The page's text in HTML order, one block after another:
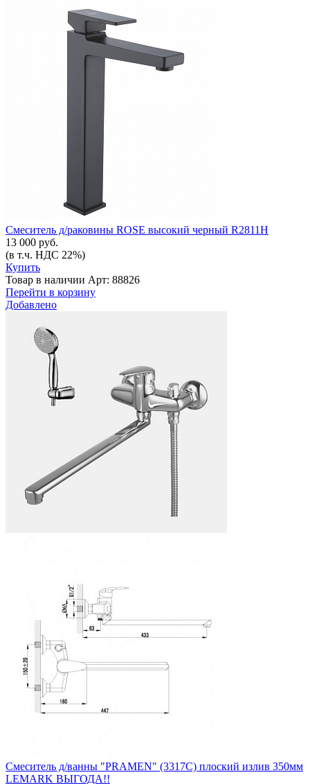
Смеситель д/раковины ROSE высокий черный R2811H
13 000 руб.
(в т.ч. НДС 22%)
Купить
Товар в наличии Арт: 88826
Перейти в корзину
Добавлено
Смеситель д/ванны "PRAMEN" (3317С) плоский излив 350мм
LEMARK ВЫГОДА!!